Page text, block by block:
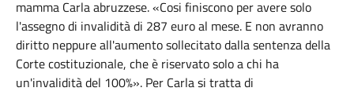
mamma Carla abruzzese. «Cosi finiscono per avere solo
l'assegno di invalidità di 287 euro al mese. E non avranno
diritto neppure all'aumento sollecitato dalla sentenza della
Corte costituzionale, che è riservato solo a chi ha
un'invalidità del 100%». Per Carla si tratta di